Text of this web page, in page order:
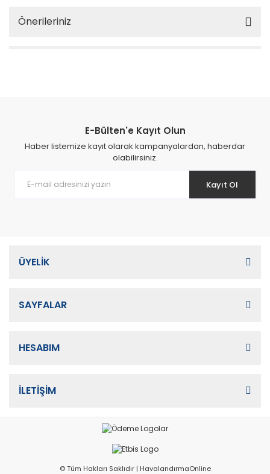
Önerileriniz
E-Bülten'e Kayıt Olun
Haber listemize kayıt olarak kampanyalardan, haberdar
olabilirsiniz.
Kayıt Ol
ÜYELİK
SAYFALAR
HESABIM
İLETİŞİM
© Tüm Hakları Saklıdır | HavalandırmaOnline